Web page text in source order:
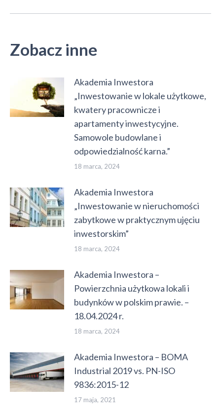
Zobacz inne
Akademia Inwestora
„Inwestowanie w lokale użytkowe,
kwatery pracownicze i
apartamenty inwestycyjne.
Samowole budowlane i
odpowiedzialność karna.”
18 marca, 2024
Akademia Inwestora
„Inwestowanie w nieruchomości
zabytkowe w praktycznym ujęciu
inwestorskim”
18 marca, 2024
Akademia Inwestora –
Powierzchnia użytkowa lokali i
budynków w polskim prawie. –
18.04.2024 r.
18 marca, 2024
Akademia Inwestora – BOMA
Industrial 2019 vs. PN-ISO
9836:2015-12
17 maja, 2021